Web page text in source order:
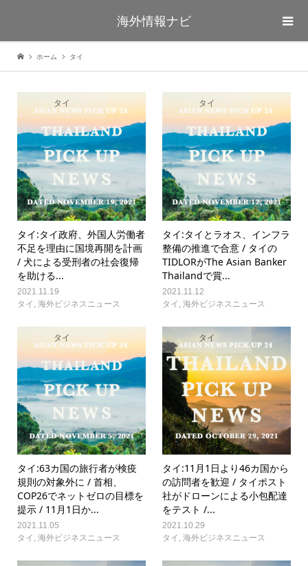
海外情報ナビ
ホーム タイ
タイ
タイ:タイ政府、外国人労働者
不足を理由に国境再開を計画
/ 犬による受刑者の社会復帰
を助ける...
2021.11.19
タイ 海外ビジネスニュース
タイ
タイ:タイとラオス、インフラ
整備の推進で合意 / タイの
TIDLORがThe Asian Banker
Thailandで賞...
2021.11.12
タイ ,海外ビジネスニュース
タイ
タイ:63カ国の旅行者が検疫
規則の対象外に / 首相、
COP26でネットゼロの目標を
提示 / 11月1日か...
2021.11.05
タイ , 海外ビジネスニュース
タイ
タイ:11月1日より46カ国から
の訪問者を歓迎 / タイポスト
社がドローンによる小包配達
をテスト /...
2021.10.29
タイ ,海外ビジネスニュース